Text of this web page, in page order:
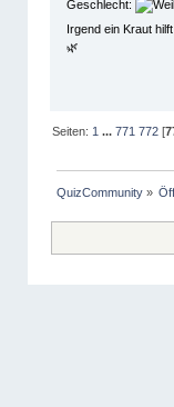
Geschlecht:
Irgend ein Kraut
🌿
Seiten: 1 ... 771 772[
QuizCommunity»